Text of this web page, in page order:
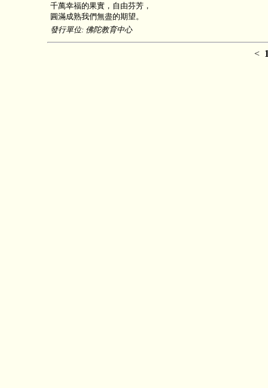
千萬幸福的果實，自由芬芳，
圓滿成熟我們無盡的期望。
發行單位: 佛陀教育中心
<